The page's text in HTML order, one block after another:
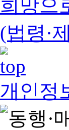
희망으
(법령·
개인정